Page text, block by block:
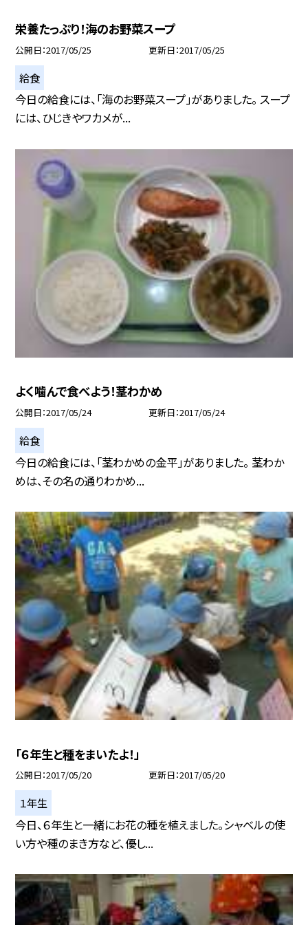
栄養たっぷり！海のお野菜スープ
公開日 2017/05/25 更新日 2017/05/25
給食
今日の給食には、「海のお野菜スープ」がありました。 スープ
には、ひじきやワカメが...
よく噛んで食べよう！茎わかめ
公開日 2017/05/24 更新日 2017/05/24
給食
今日の給食には、「茎わかめの金平」がありました。 茎わか
めは、その名の通りわかめ...
「６年生と種をまいたよ！」
公開日 2017/05/20 更新日 2017/05/20
１年生
今日、６年生と一緒にお花の種を植えました。シャベルの使
い方や種のまき方など、優し...